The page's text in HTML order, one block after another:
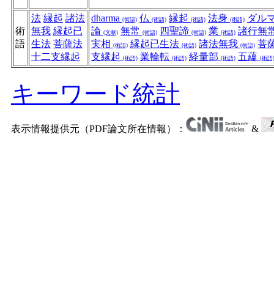
術
語
法 縁起 諸法
無我 縁起已
生法 菩薩法
十二支縁起
dharma (術語) 仏 (術語) 縁起 (術語) 法身 (術語) ダル
論 (文献) 無常 (術語) 四聖諦 (術語) 業 (術語) 諸行無
実相 (術語) 縁起已生法 (術語) 諸法無我 (術語) 菩
支縁起 (術語) 業輪転 (術語) 経量部 (術語) 五蘊 (術語)
キーワード統計
表示情報提供元（PDF論文所在情報）： &